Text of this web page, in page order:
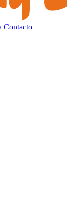
Contacto